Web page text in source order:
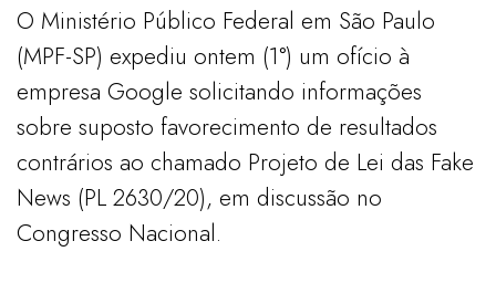
O Ministério Público Federal em São Paulo
(MPF-SP) expediu ontem (1°) um ofício à
empresa Google solicitando informações
sobre suposto favorecimento de resultados
contrários ao chamado Projeto de Lei das Fake
News (PL 2630/20), em discussão no
Congresso Nacional.